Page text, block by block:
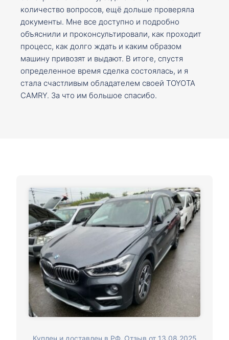
количество вопросов, ещё дольше проверяла
документы. Мне все доступно и подробно
объяснили и проконсультировали, как проходит
процесс, как долго ждать и каким образом
машину привозят и выдают. В итоге, спустя
определенное время сделка состоялась, и я
стала счастливым обладателем своей TOYOTA
CAMRY. За что им большое спасибо.
Куплен и доставлен в РФ. Отзыв от 13.08.2025